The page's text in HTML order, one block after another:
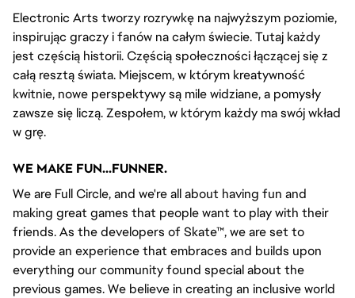
Electronic Arts tworzy rozrywkę na najwyższym poziomie,
inspirując graczy i fanów na całym świecie. Tutaj każdy
jest częścią historii. Częścią społeczności łączącej się z
całą resztą świata. Miejscem, w którym kreatywność
kwitnie, nowe perspektywy są mile widziane, a pomysły
zawsze się liczą. Zespołem, w którym każdy ma swój wkład
w grę.
WE MAKE FUN...FUNNER.
We are Full Circle, and we're all about having fun and
making great games that people want to play with their
friends. As the developers of Skate™, we are set to
provide an experience that embraces and builds upon
everything our community found special about the
previous games. We believe in creating an inclusive world